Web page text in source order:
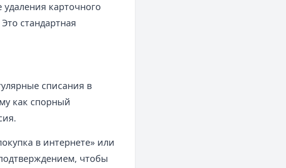
карточного
стандартная
списания в
как спорный
в интернете» или
чтобы